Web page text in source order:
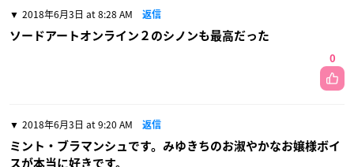
2018年6月3日 at 8:28 AM 返信
ソードアートオンライン２のシノンも最高だった
0
2018年6月3日 at 9:20 AM 返信
ミント・ブラマンシュです。みゆきちのお淑やかなお嬢様ボイ
スが本当に好きです。